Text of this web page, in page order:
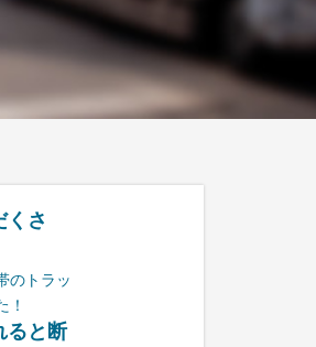
くさ
のトラッ
！
ると断